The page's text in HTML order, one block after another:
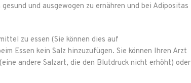
und ausgewogen zu ernähren und bei Adipositas
zu essen (Sie können dies auf
Essen kein Salz hinzuzufügen. Sie können Ihren Arzt
andere Salzart, die den Blutdruck nicht erhöht) oder